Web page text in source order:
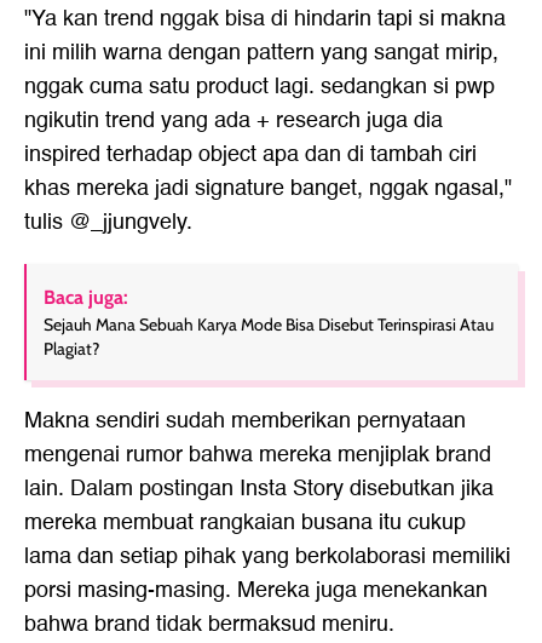
"Ya kan trend nggak bisa di hindarin tapi si makna
ini milih warna dengan pattern yang sangat mirip,
nggak cuma satu product lagi. sedangkan si pwp
ngikutin trend yang ada + research juga dia
inspired terhadap object apa dan di tambah ciri
khas mereka jadi signature banget, nggak ngasal,"
tulis @_jjungvely.
Baca juga:
Sejauh Mana Sebuah Karya Mode Bisa Disebut Terinspirasi Atau
Plagiat?
Makna sendiri sudah memberikan pernyataan
mengenai rumor bahwa mereka menjiplak brand
lain. Dalam postingan Insta Story disebutkan jika
mereka membuat rangkaian busana itu cukup
lama dan setiap pihak yang berkolaborasi memiliki
porsi masing-masing. Mereka juga menekankan
bahwa brand tidak bermaksud meniru.